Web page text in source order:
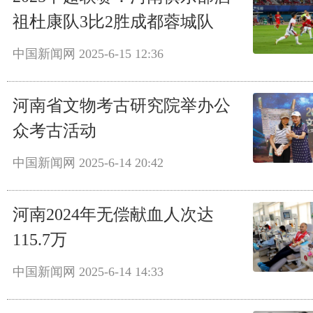
祖杜康队3比2胜成都蓉城队
中国新闻网 2025-6-15 12:36
河南省文物考古研究院举办公
众考古活动
中国新闻网 2025-6-14 20:42
河南2024年无偿献血人次达
115.7万
中国新闻网 2025-6-14 14:33